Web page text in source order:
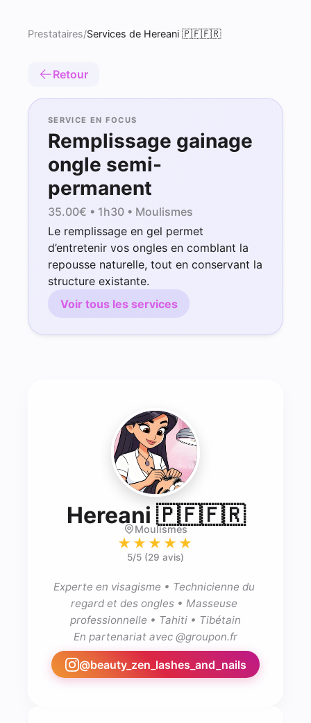
Prestataires/Services de Hereani 🇵🇫🇫🇷
Retour
SERVICE EN FOCUS
Remplissage gainage
ongle semi-
permanent
35.00€ • 1h30 • Moulismes
Le remplissage en gel permet
d’entretenir vos ongles en comblant la
repousse naturelle, tout en conservant la
structure existante.
Voir tous les services
Hereani 🇵🇫🇫🇷-
Moulismes
★★★★★
5/5 (29 avis)
Experte en visagisme • Technicienne du
regard et des ongles • Masseuse
professionnelle • Tahiti • Tibétain
En partenariat avec @groupon.fr
@beauty_zen_lashes_and_nails